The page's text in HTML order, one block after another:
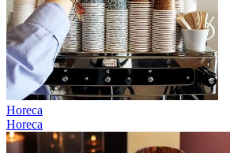
Horeca
Horeca